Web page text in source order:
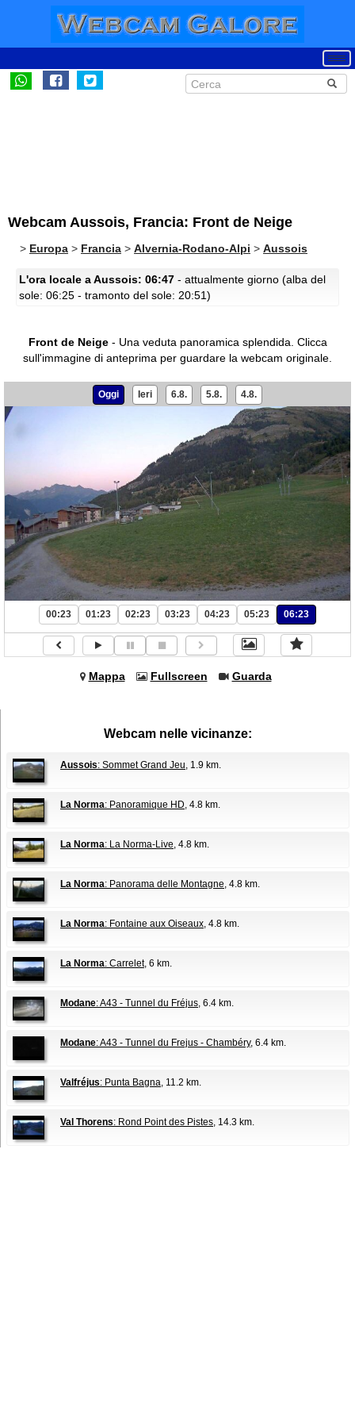
Webcam Aussois, Francia: Front de Neige
> Europa > Francia > Alvernia-Rodano-Alpi > Aussois
L'ora locale a Aussois: 06:47 - attualmente giorno (alba del
sole: 06:25 - tramonto del sole: 20:51)
Front de Neige- Una veduta panoramica splendida. Clicca
sull'immagine di anteprima per guardare la webcam originale.
Oggi Ieri 6.8. 5.8. 4.8.
00:23 01:23 02:23 03:23 04:23 05:23 06:23
Mappa Fullscreen Guarda
Webcam nelle vicinanze:
Aussois: Sommet Grand Jeu, 1.9 km.
La Norma: Panoramique HD, 4.8 km.
La Norma: La Norma-Live, 4.8 km.
La Norma: Panorama delle Montagne, 4.8 km.
La Norma: Fontaine aux Oiseaux, 4.8 km.
La Norma: Carrelet, 6 km.
Modane: A43 - Tunnel du Fréjus, 6.4 km.
Modane: A43 - Tunnel du Frejus - Chambéry, 6.4 km.
Valfréjus: Punta Bagna, 11.2 km.
Val Thorens: Rond Point des Pistes, 14.3 km.